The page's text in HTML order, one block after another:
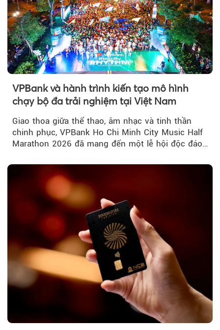
VPBank và hành trình kiến tạo mô hình
chạy bộ đa trải nghiệm tại Việt Nam
Giao thoa giữa thể thao, âm nhạc và tinh thần
chinh phục, VPBank Ho Chi Minh City Music Half
Marathon 2026 đã mang đến một lễ hội độc đáo